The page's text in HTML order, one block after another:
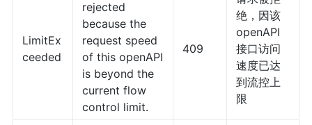
LimitEx
ceeded
rejected
because the
request speed
of this openAPI
is beyond the
current flow
control limit.
409
绝，因该
openAPI
接口访问
速度已达
到流控上
限